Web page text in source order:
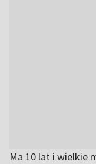
Ma 10 lat i wielkie